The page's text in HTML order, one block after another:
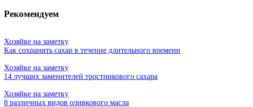
Рекомендуем
Хозяйке на заметку
Как сохранить сахар в течение длительного времени
Хозяйке на заметку
14 лучших заменителей тростникового сахара
Хозяйке на заметку
8 различных видов оливкового масла